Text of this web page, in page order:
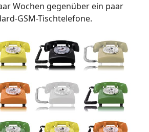
Wochen gegenüber ein paar
GSM-Tischtelefone.